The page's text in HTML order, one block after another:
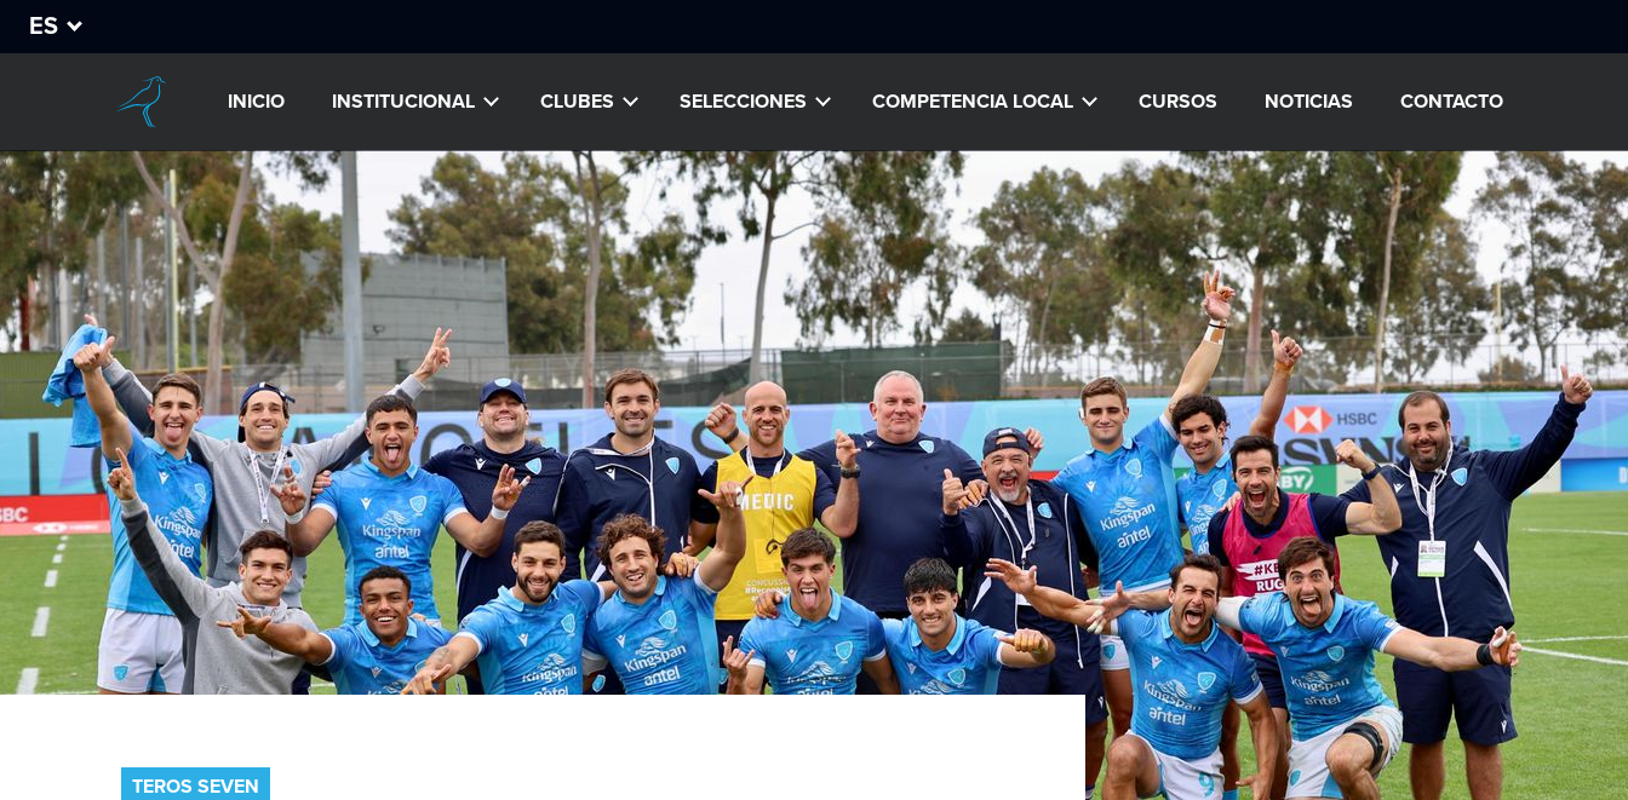
ES
INICIO INSTITUCIONAL CLUBES SELECCIONES COMPETENCIA LOCAL CURSOS NOTICIAS CONTACTO
TEROS SEVEN